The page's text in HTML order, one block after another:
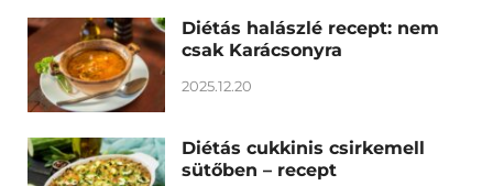
Diétás halászlé recept: nem
csak Karácsonyra
2025.12.20
Diétás cukkinis csirkemell
sütőben – recept